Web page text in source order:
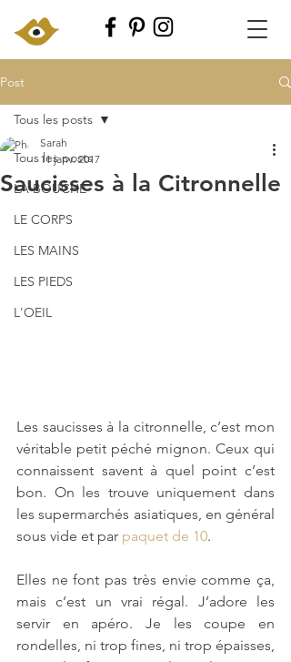
Post
Tous les posts
LA BOUCHE
LE CORPS
LES MAINS
LES PIEDS
L'OEIL
Tous les posts
Saucisses à la Citronnelle
Sarah
11 janv. 2017
Les saucisses à la citronnelle, c’est mon
véritable petit péché mignon. Ceux qui
connaissent savent à quel point c’est
bon. On les trouve uniquement dans
les supermarchés asiatiques, en général
sous vide et par paquet de 10.
Elles ne font pas très envie comme ça,
mais c’est un vrai régal. J’adore les
servir en apéro. Je les coupe en
rondelles, ni trop fines, ni trop épaisses,